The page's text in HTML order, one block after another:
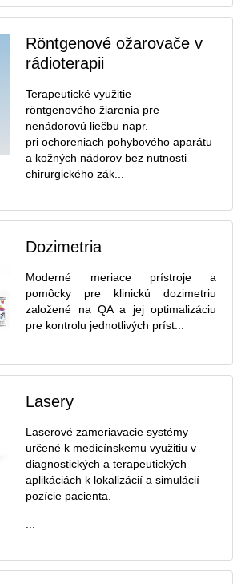
Röntgenové ožarovače v
rádioterapii
Terapeutické využitie
röntgenového žiarenia pre
nenádorovú liečbu napr.
pri ochoreniach pohybového aparátu
a kožných nádorov bez nutnosti
chirurgického zák...
Dozimetria
Moderné meriace prístroje a
pomôcky pre klinickú dozimetriu
založené na QA a jej optimalizáciu
pre kontrolu jednotlivých príst...
Lasery
Laserové zameriavacie systémy
určené k medicínskemu využitiu v
diagnostických a terapeutických
aplikáciách k lokalizácií a simulácií
pozície pacienta.